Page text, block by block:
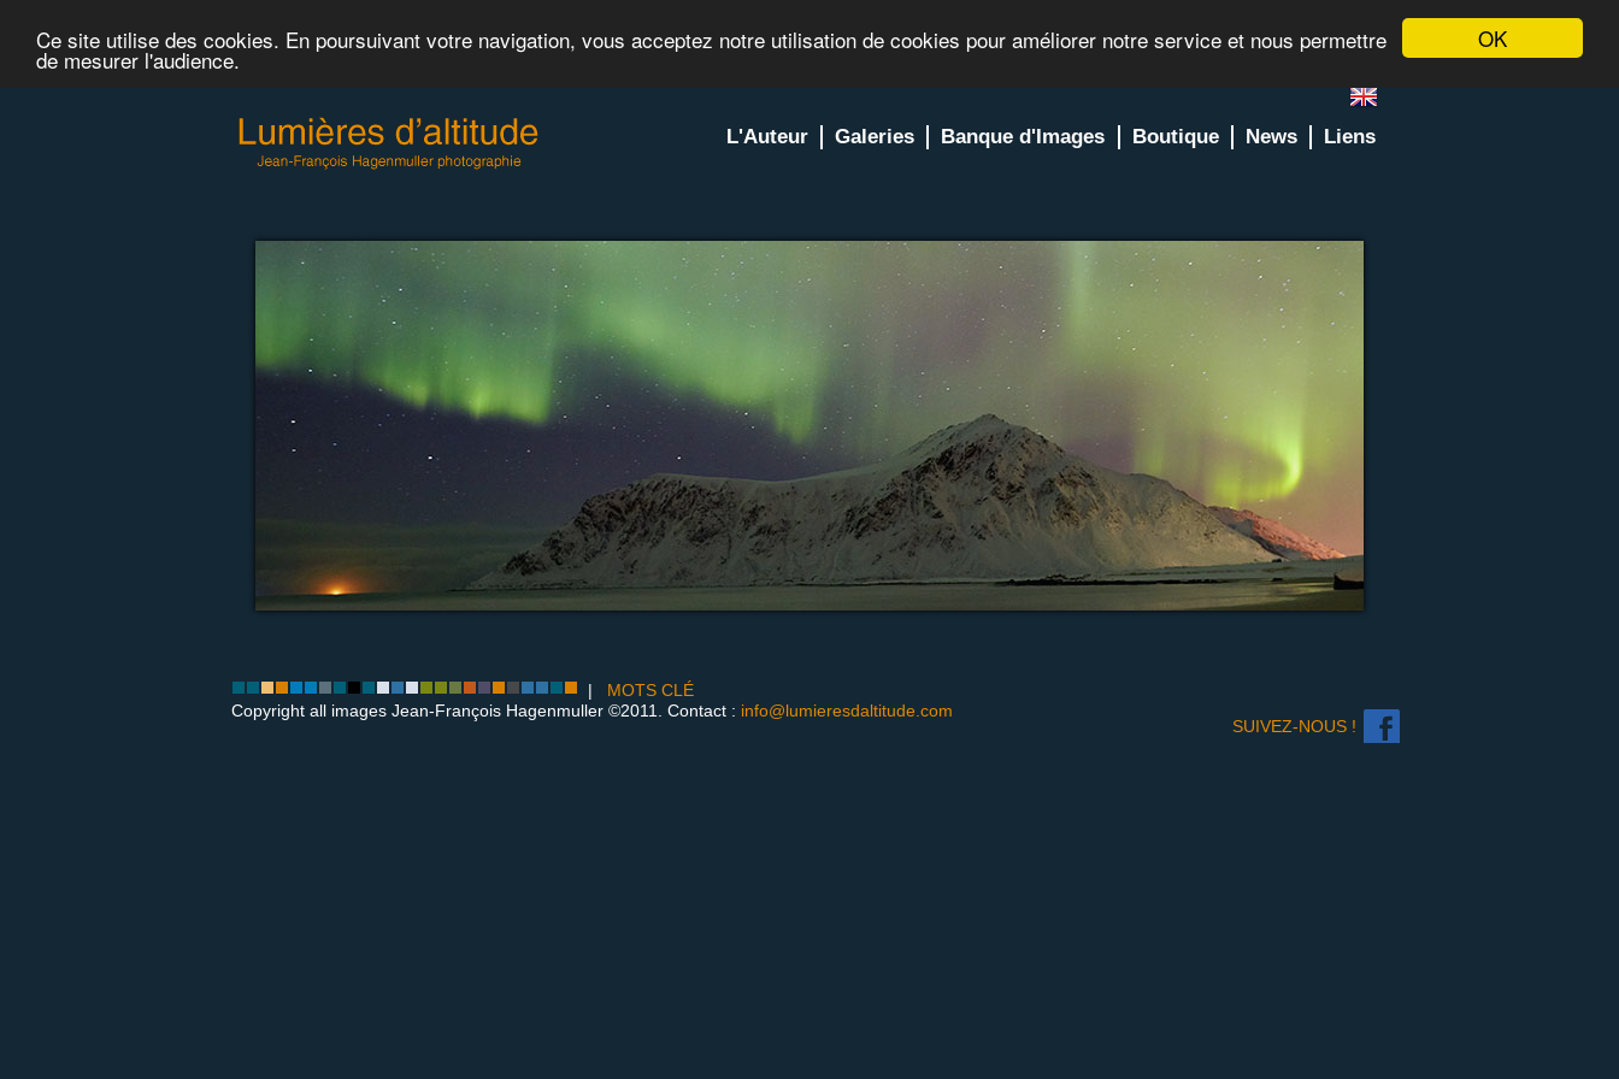
OK
Ce site utilise des cookies. En poursuivant votre navigation, vous acceptez notre utilisation de cookies pour améliorer notre service et nous permettre
de mesurer l'audience.
L'Auteur Galeries Banque d'Images Boutique News Liens
| MOTS CLÉ
Copyright all images Jean-François Hagenmuller ©2011. Contact : info@lumieresdaltitude.com
SUIVEZ-NOUS !